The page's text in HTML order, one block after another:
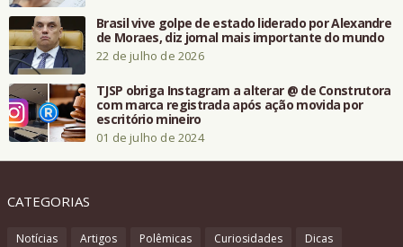
Brasil vive golpe de estado liderado por Alexandre
de Moraes, diz jornal mais importante do mundo
22 de julho de 2026
TJSP obriga Instagram a alterar @ de Construtora
com marca registrada após ação movida por
escritório mineiro
01 de julho de 2024
CATEGORIAS
Notícias Artigos Polêmicas Curiosidades
Dicas